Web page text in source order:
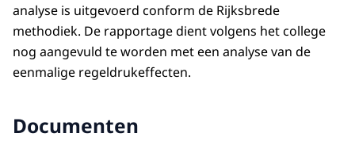
analyse is uitgevoerd conform de Rijksbrede
methodiek. De rapportage dient volgens het college
nog aangevuld te worden met een analyse van de
eenmalige regeldrukeffecten.
Documenten